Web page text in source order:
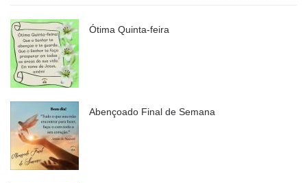
Ótima Quinta-feira
Abençoado Final de Semana